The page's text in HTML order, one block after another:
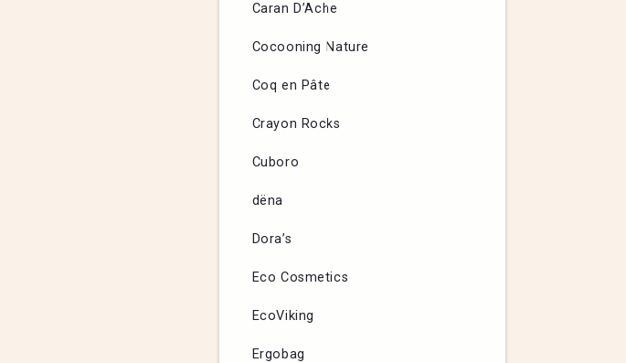
Caran D’Ache
Cocooning Nature
Coq en Pâte
Crayon Rocks
Cuboro
dëna
Dora’s
Eco Cosmetics
EcoViking
Ergobag